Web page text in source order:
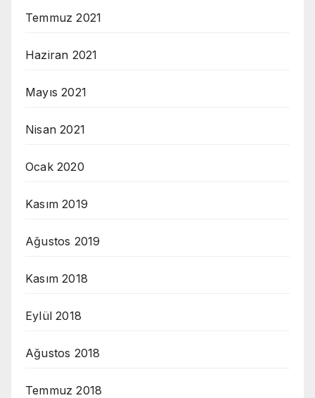
Temmuz 2021
Haziran 2021
Mayıs 2021
Nisan 2021
Ocak 2020
Kasım 2019
Ağustos 2019
Kasım 2018
Eylül 2018
Ağustos 2018
Temmuz 2018